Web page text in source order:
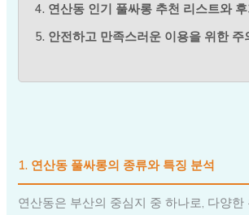
4. 연산동 인기 풀싸롱 추천 리스트와
5. 안전하고 만족스러운 이용을 위한 주
1. 연산동 풀싸롱의 종류와 특징 분석
연산동은 부산의 중심지 중 하나로, 다양한